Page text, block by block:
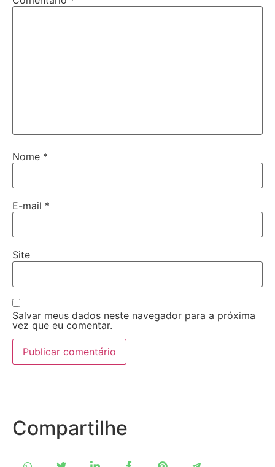
Nome *
E-mail *
Site
Salvar meus dados neste navegador para a próxima
vez que eu comentar.
Compartilhe